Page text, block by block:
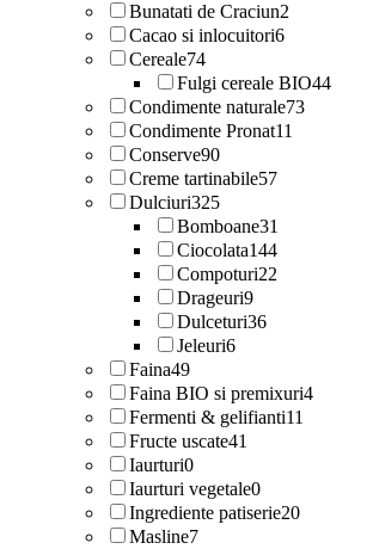
Bunatati de Craciun2
Cacao si inlocuitori6
Cereale74
Fulgi cereale BIO44
Condimente naturale73
Condimente Pronat11
Conserve90
Creme tartinabile57
Dulciuri325
Bomboane31
Ciocolata144
Compoturi22
Drageuri9
Dulceturi36
Jeleuri6
Faina49
Faina BIO si premixuri4
Fermenti & gelifianti11
Fructe uscate41
Iaurturi0
Iaurturi vegetale0
Ingrediente patiserie20
Masline7